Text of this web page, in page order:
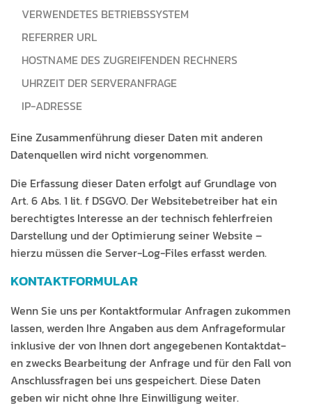
VER­WEN­DETES BETRIEBSSYSTEM
REFER­RER URL
HOST­NAME DES ZUGREIFEND­EN RECHNERS
UHRZEIT DER SERVERANFRAGE
IP-ADRESSE
Eine Zusam­men­führung dieser Dat­en mit anderen
Daten­quellen wird nicht vorgenommen.
Die Erfas­sung dieser Dat­en erfol­gt auf Grund­lage von
Art. 6 Abs. 1 lit. f DSGVO. Der Web­site­be­treiber hat ein
berechtigtes Inter­esse an der tech­nisch fehler­freien
Darstel­lung und der Opti­mierung sein­er Web­site –
hierzu müssen die Serv­er-Log-Files erfasst werden.
KONTAKTFORMULAR
Wenn Sie uns per Kon­tak­t­for­mu­lar Anfra­gen zukom­men
lassen, wer­den Ihre Angaben aus dem Anfrage­for­mu­lar
inklu­sive der von Ihnen dort angegebe­nen Kon­tak­t­dat­
en zwecks Bear­beitung der Anfrage und für den Fall von
Anschlussfra­gen bei uns gespe­ichert. Diese Dat­en
geben wir nicht ohne Ihre Ein­willi­gung weiter.